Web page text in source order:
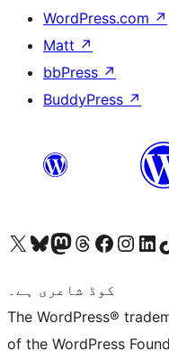
WordPress.com ↗
Matt ↗
bbPress ↗
BuddyPress ↗
Visit our X (formerly Twitter) account
ہمارے بلیواسکائی اکاؤنٹ پر جائیں
Visit our Mastodon account
ہمارے ٹھریڈز اکاؤنٹ پر جائیں
Visit our Facebook page
Visit ourVisit our
کوڈ شاعری ہے۔
The WordPress®
of the WordPress